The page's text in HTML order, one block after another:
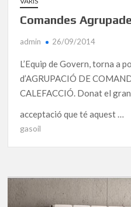
Comandes
admin 26/09/2014
L’Equip de Govern, torna a
d’AGRUPACIÓ DE
CALEFACCIÓ. Donat el
acceptació que té aquest …
gasoil